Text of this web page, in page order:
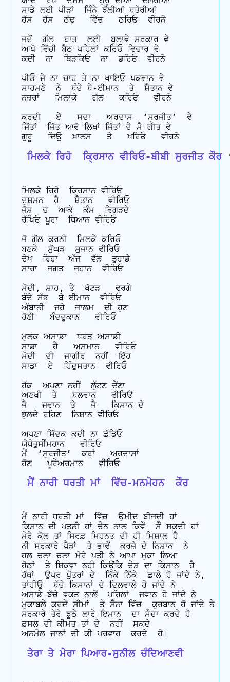
ਸਾਡੇ ਲਈ ਪੀੜਾਂ  ਜਿੰਨੇ ਝੱਲੀਆਂ ਬਤੇਰੀਆਂ
ਹੱਸ  ਹੱਸ  ਠੰਢ   ਵਿੱਚ   ਠਰਿਓ  ਵੀਰਨੋ
ਜਦੋਂ  ਗੱਲ  ਬਾਤ  ਲਈ  ਬੁਲਾਵੇ ਸਰਕਾਰ ਵੇ
ਆਪੋ ਵਿੱਚੀ ਬੈਠ ਪਹਿਲਾਂ ਕਰਿਓ ਵਿਚਾਰ ਵੇ
ਕਦੀ  ਨਾ  ਥਿੜਕਿਓ  ਨਾ  ਡਰਿਓ  ਵੀਰਨੋ
ਪੀਓ ਜੇ ਨਾ ਚਾਹ ਤੇ ਨਾ ਖਾਇਓ ਪਕਵਾਨ ਵੇ
ਸਾਹਮਣੇ  ਨੇ  ਬੰਦੇ ਬੇ-ਈਮਾਨ  ਤੇ  ਸ਼ੈਤਾਨ ਵੇ
ਨਜ਼ਰਾਂ   ਮਿਲਾਕੇ   ਗੱਲ   ਕਰਿਓ   ਵੀਰਨੋ
ਕਰਦੀ   ਏ   ਸਦਾ   ਅਰਦਾਸ  ‘ਸੁਰਜੀਤ’  ਵੇ
ਜਿੱਤਾਂ  ਜਿੱਤ ਆਵੋ ਲਿਖਾਂ ਜਿੱਤਾਂ ਦੇ ਮੈ ਗੀਤ ਵੇ
ਗੁਰੂ   ਦਿਉ  ਖ਼ਾਲਸ   ਤੇ   ਖਰਿਓ   ਵੀਰਨੋ
ਮਿਲਕੇ ਰਿਹੋ  ਕ੍ਰਿਸਾਨ ਵੀਰਿਓ-ਬੀਬੀ ਸੁਰਜੀਤ ਕੌਰ
ਮਿਲਕੇ ਰਿਹੋ  ਕ੍ਰਿਸਾਨ ਵੀਰਿਓ
ਦੁਸ਼ਮਨ  ਹੈ   ਸ਼ੈਤਾਨ   ਵੀਰਿਓ
ਜੋਸ਼  ਚ  ਆਕੇ  ਕੰਮ  ਵਿਗੜਦੇ
ਰੱਖਿਓ ਪੂਰਾ  ਧਿਆਨ ਵੀਰਿਓ
ਜੋ ਗੱਲ ਕਰਨੀ  ਮਿਲਕੇ ਕਰਿਓ
ਬਣਕੇ  ਸੁੱਘੜ  ਸੁਜਾਨ ਵੀਰਿਓ
ਦੇਖ  ਰਿਹਾ  ਅੱਜ  ਵੱਲ  ਤੁਹਾਡੇ
ਸਾਰਾ  ਜਗਤ  ਜਹਾਨ  ਵੀਰਿਓ
ਮੋਦੀ, ਸ਼ਾਹ, ਤੇ  ਖੱਟੜ   ਵਰਗੇ
ਬੰਦੇ ਸੱਭ  ਬੇ-ਈਮਾਨ  ਵੀਰਿਓ
ਅੰਬਾਨੀ  ਜਹੇ  ਜਾਲਮ  ਦੀ ਹੁਣ
ਹੋਣੀ   ਬੰਦਦੁਕਾਨ   ਵੀਰਿਓ
ਮੁਲਕ ਅਸਾਡਾ  ਧਰਤ ਅਸਾਡੀ
ਸਾਡਾ   ਹੈ   ਅਸਮਾਨ   ਵੀਰਿਓ
ਮੋਦੀ  ਦੀ  ਜਾਗੀਰ  ਨਹੀਂ  ਇੱਹ
ਸਾਡਾ  ਏ  ਹਿੰਦੁਸਤਾਨ  ਵੀਰਿਓ
ਹੱਕ  ਅਪਣਾ ਨਹੀਂ  ਲੁੱਟਣ ਦੇਂਣਾ
ਅਣਖੀ  ਤੇ   ਬਲਵਾਨ   ਵੀਰਿੳ
ਜੈ   ਜਵਾਨ  ਤੇ   ਜੈ   ਕਿਸਾਨ ਦੇ
ਝੁਲਦੇ ਰਹਿਣ  ਨਿਸ਼ਾਨ ਵੀਰਿਓ
ਅਪਣਾ ਸਿੱਦਕ ਕਦੀ ਨਾ ਛੱਡਿਓ
ਯੋਧੇਤੁਸੀਂਮਹਾਨ   ਵੀਰਿਓ
ਮੈਂ  ‘ਸੁਰਜੀਤ’  ਕਰਾਂ   ਅਰਦਾਸਾਂ
ਹੋਣ   ਪੂਰੇਅਰਮਾਨ   ਵੀਰਿਓ
ਮੈਂ ਨਾਰੀ ਧਰਤੀ ਮਾਂ  ਵਿੱਚ-ਮਨਮੋਹਨ  ਕੌਰ
ਮੈਂ ਨਾਰੀ ਧਰਤੀ ਮਾਂ  ਵਿੱਚ  ਉਮੀਦ ਬੀਜਦੀ ਹਾਂ
ਕਿਸਾਨ ਦੀ ਪਤਨੀ ਹਾਂ ਚੈਨ ਨਾਲ ਕਿਵੇਂ  ਸੌਂ ਸਕਦੀ ਹਾਂ
ਮੇਰੇ ਕੋਲ ਤਾਂ ਸਿਰਫ਼ ਮਿਹਨਤ ਦੀ ਹੀ ਮਿਸ਼ਾਲ ਹੈ
ਨੀ ਸਰਕਾਰੇ ਪੈੜਾਂ  ਤੇ ਭਾਵੇਂ  ਕਰਜ਼ੇ ਦੇ ਨਿਸ਼ਾਨ  ਨੇ
ਹਲ ਚਲਾ ਚਲਾ ਮੇਰੇ ਪਤੀ ਨੇ ਆਪਾ ਮੁਕਾ ਲਿਆ
ਹੋਠਾਂ  ਤੇ ਸ਼ਿਕਵਾ ਨਹੀ ਕਿਉਂਕਿ ਦੇਸ਼ ਦਾ ਕਿਸਾਨ  ਹੈ
ਹੱਥਾਂ  ਉਪਰ ਪੁੱਤਰਾਂ ਦੇ  ਨਿੱਕੇ ਨਿੱਕੇ  ਛਾਲੇ ਹੋ ਜਾਂਦੇ ਨੇ,
ਤਾਂਹੀਉ  ਬੱਚੇ ਕਿਸਾਨਾਂ ਦੇ ਦਿਲਵਾਲੇ ਹੋ ਜਾਂਦੇ ਨੇ
ਅਸਾਡੇ ਬੱਚੇ ਵਕਤ ਨਾਲੋਂ  ਪਹਿਲਾਂ  ਜਵਾਨ ਹੋ ਜਾਂਦੇ ਨੇ
ਮੁਕਾਬਲੇ ਕਰਦੇ ਸੀਮਾਂ  ਤੇ ਸੈਨਾ ਵਿੱਚ  ਕੁਰਬਾਨ ਹੋ ਜਾਂਦੇ ਨੇ
ਸਰਕਾਰੇ ਤੇਰੇ ਝੂਠੇ ਲਾਰੇ ਇਮਾਨ  ਦਾ ਸੌਦਾ ਕਰਦੇ ਹੋ
ਫ਼ਸਲ ਦੀ ਕੀਮਤ ਤਾਂ ਦੇ  ਨਹੀਂ  ਸਕਦੇ
ਤੇਰਾ ਤੇ ਮੇਰਾ ਪਿਆਰ-ਸੁਨੀਲ ਚੰਦਿਆਣਵੀ